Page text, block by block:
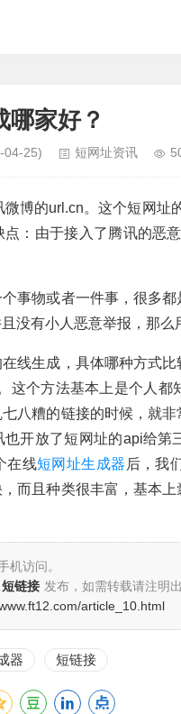
哪家好？
04-25) 短网址资讯
微博的url.cn。这个短网址
：由于接入了腾讯的恶
事物或者一件事，很多
没有小人恶意举报，那么
线生成，具体哪种方式
这个方法基本上是个人都
八糟的链接的时候，就
开放了短网址的api给
在线短网址生成器 后，我
而且种类很丰富，基本
机访问。
短链接 发布，如需转载请注明出
article_10.html
器 短链接